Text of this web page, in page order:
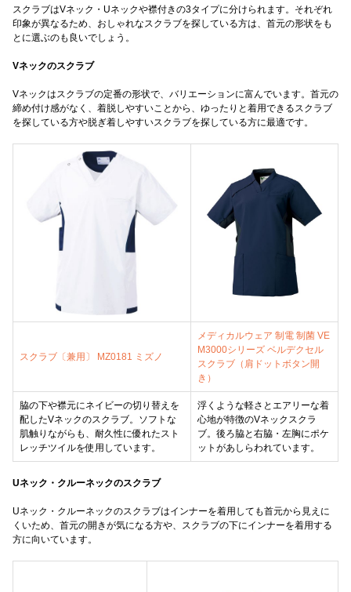
スクラブはVネック・Uネックや襟付きの3タイプに分けられます。それぞれ
印象が異なるため、おしゃれなスクラブを探している方は、首元の形状をも
とに選ぶのも良いでしょう。
Vネックのスクラブ
Vネックはスクラブの定番の形状で、バリエーションに富んでいます。首元の
締め付け感がなく、着脱しやすいことから、ゆったりと着用できるスクラブ
を探している方や脱ぎ着しやすいスクラブを探している方に最適です。
スクラブ〔兼用〕 MZ0181 ミズノ
メディカルウェア 制電 制菌 VE
M3000シリーズ ベルデクセル
スクラブ（肩ドットボタン開
き）
脇の下や襟元にネイビーの切り替えを
配したVネックのスクラブ。ソフトな
肌触りながらも、耐久性に優れたスト
レッチツイルを使用しています。
浮くような軽さとエアリーな着
心地が特徴のVネックスクラ
ブ。後ろ脇と右脇・左胸にポケ
ットがあしらわれています。
Uネック・クルーネックのスクラブ
Uネック・クルーネックのスクラブはインナーを着用しても首元から見えに
くいため、首元の開きが気になる方や、スクラブの下にインナーを着用する
方に向いています。